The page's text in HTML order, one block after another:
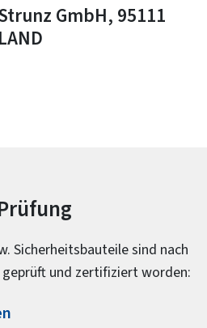
GmbH, 95111
Sicherheitsbauteile sind nach
und zertifiziert worden: